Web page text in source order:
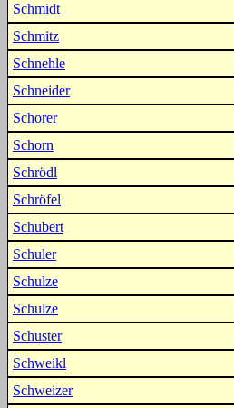
Schmidt
Schmitz
Schnehle
Schneider
Schorer
Schorn
Schrödl
Schröfel
Schubert
Schuler
Schulze
Schulze
Schuster
Schweikl
Schweizer